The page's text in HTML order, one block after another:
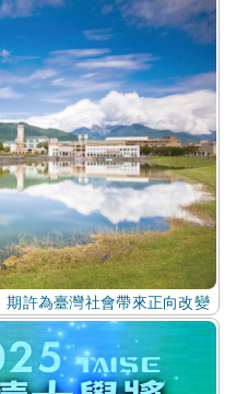
許為臺灣社會帶來正向改變